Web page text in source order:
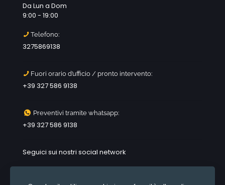
Da Lun a Dom
9:00 - 19:00
Telefono:
3275869138
Fuori orario d’ufficio / pronto intervento:
+39 327 586 9138
Preventivi tramite whatsapp:
+39 327 586 9138
Seguici sui nostri social network